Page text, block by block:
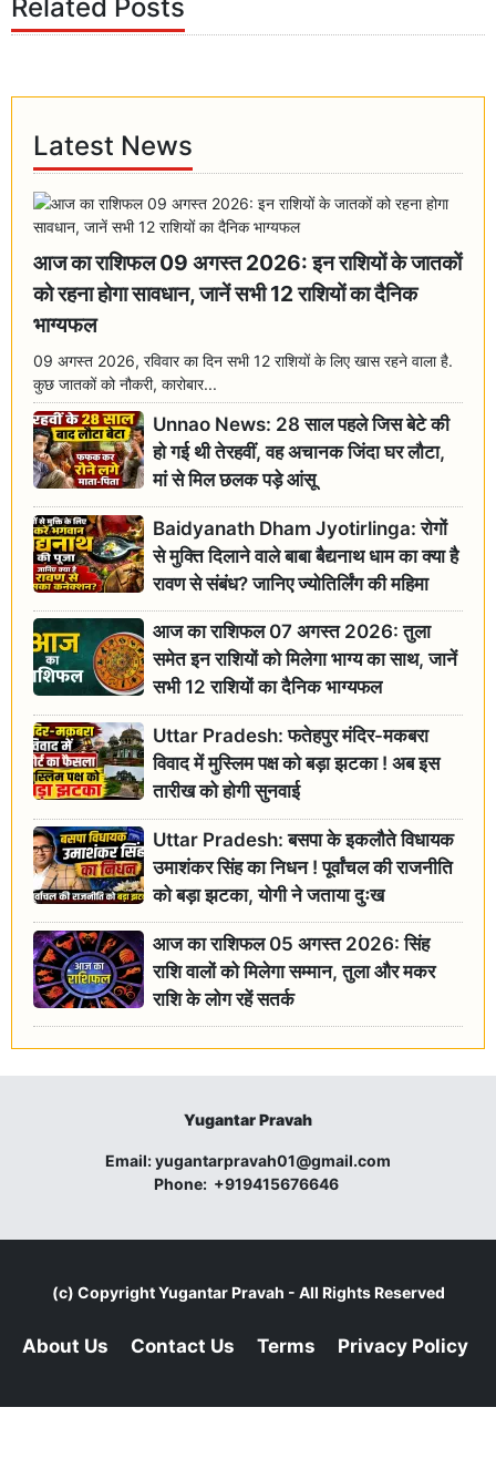
Related Posts
Latest News
आज का राशिफल 09 अगस्त 2026: इन राशियों के जातकों
को रहना होगा सावधान, जानें सभी 12 राशियों का दैनिक
भाग्यफल
09 अगस्त 2026, रविवार का दिन सभी 12 राशियों के लिए खास रहने वाला है.
कुछ जातकों को नौकरी, कारोबार...
Unnao News: 28 साल पहले जिस बेटे की
हो गई थी तेरहवीं, वह अचानक जिंदा घर लौटा,
मां से मिल छलक पड़े आंसू
Baidyanath Dham Jyotirlinga: रोगों
से मुक्ति दिलाने वाले बाबा बैद्यनाथ धाम का क्या है
रावण से संबंध? जानिए ज्योतिर्लिंग की महिमा
आज का राशिफल 07 अगस्त 2026: तुला
समेत इन राशियों को मिलेगा भाग्य का साथ, जानें
सभी 12 राशियों का दैनिक भाग्यफल
Uttar Pradesh: फतेहपुर मंदिर-मकबरा
विवाद में मुस्लिम पक्ष को बड़ा झटका ! अब इस
तारीख को होगी सुनवाई
Uttar Pradesh: बसपा के इकलौते विधायक
उमाशंकर सिंह का निधन ! पूर्वांचल की राजनीति
को बड़ा झटका, योगी ने जताया दुःख
आज का राशिफल 05 अगस्त 2026: सिंह
राशि वालों को मिलेगा सम्मान, तुला और मकर
राशि के लोग रहें सतर्क
Yugantar Pravah
Email:yugantarpravah01@gmail.com
Phone: +919415676646
(c) CopyrightYugantar Pravah - All Rights Reserved
About Us Contact Us Terms Privacy Policy